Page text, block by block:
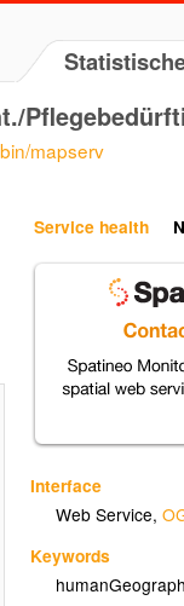
mapserv
Service health
Interface
Web Service,
Keywords